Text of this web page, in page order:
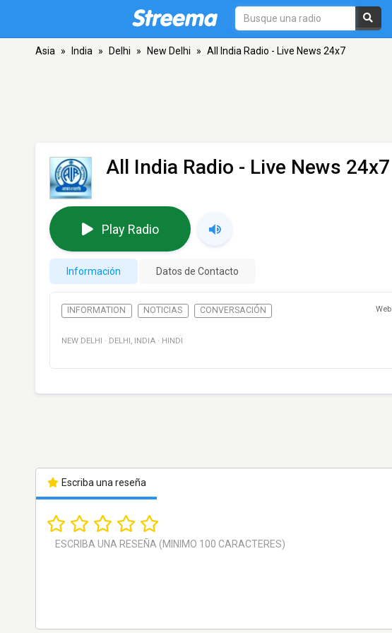
Asia » India » Delhi » New Delhi » All India Radio - Live News 24x7
All India Radio - Live News 24x7
Play Radio
Información Datos de Contacto
INFORMATION NOTICIAS CONVERSACIÓN Web
NEW DELHI · DELHI , INDIA · HINDI
Escriba una reseña